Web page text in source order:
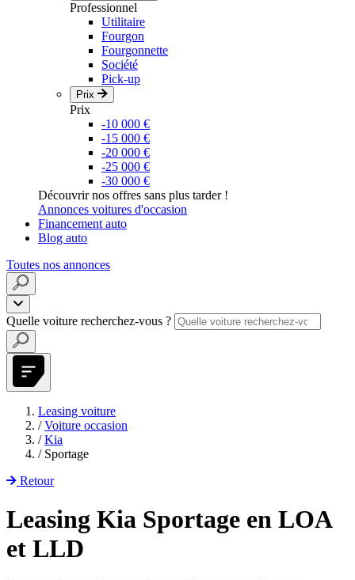
Professionnel
Utilitaire
Fourgon
Fourgonnette
Société
Pick-up
Prix
Prix
-10 000 €
-15 000 €
-20 000 €
-25 000 €
-30 000 €
Découvrir nos offres sans plus tarder !
Annonces voitures d'occasion
Financement auto
Blog auto
Toutes nos annonces
Quelle voiture recherchez-vous ?
Leasing voiture
/ Voiture occasion
/ Kia
/ Sportage
Retour
Leasing Kia Sportage en LOA
et LLD